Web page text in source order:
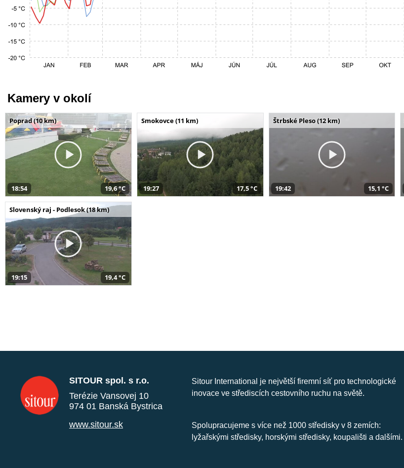
Kamery v okolí
Poprad (10 km)
18:54 19,6 °C
Smokovce (11 km)
19:27 17,5 °C
Štrbské Pleso (12 km)
19:42 15,1 °C
Slovenský raj - Podlesok (18 km)
19:15 19,4 °C
SITOUR spol. s r.o.
Terézie Vansovej 10
974 01 Banská Bystrica
www.sitour.sk
Sitour International je největší firemní síť pro technologické
inovace ve střediscích cestovního ruchu na světě.
Spolupracujeme s více než 1000 středisky v 8 zemích:
lyžařskými středisky, horskými středisky, koupališti a dalšími.